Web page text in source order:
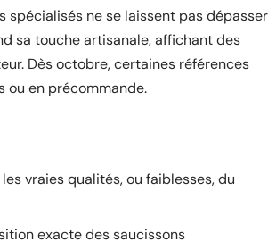
spécialisés ne se laissent pas dépasser
sa touche artisanale, affichant des
Dès octobre, certaines références
ou en précommande.
vraies qualités, ou faiblesses, du
exacte des saucissons